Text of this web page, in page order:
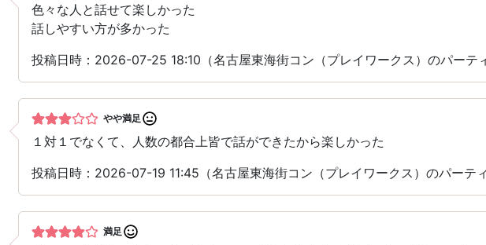
色々な人と話せて楽しかった
話しやすい方が多かった
投稿日時：2026-07-25 18:10（名古屋東海街コン（プレイワークス）のパーテ
やや満足
１対１でなくて、人数の都合上皆で話ができたから楽しかった
投稿日時：2026-07-19 11:45（名古屋東海街コン（プレイワークス）のパーティ
満足